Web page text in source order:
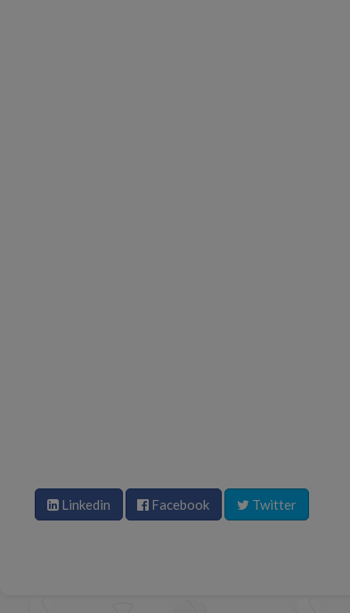
Linkedin Facebook Twitter